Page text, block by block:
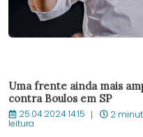
Uma frente ainda mais
contra Boulos em SP
25.04.2024 14:15 2
leitura